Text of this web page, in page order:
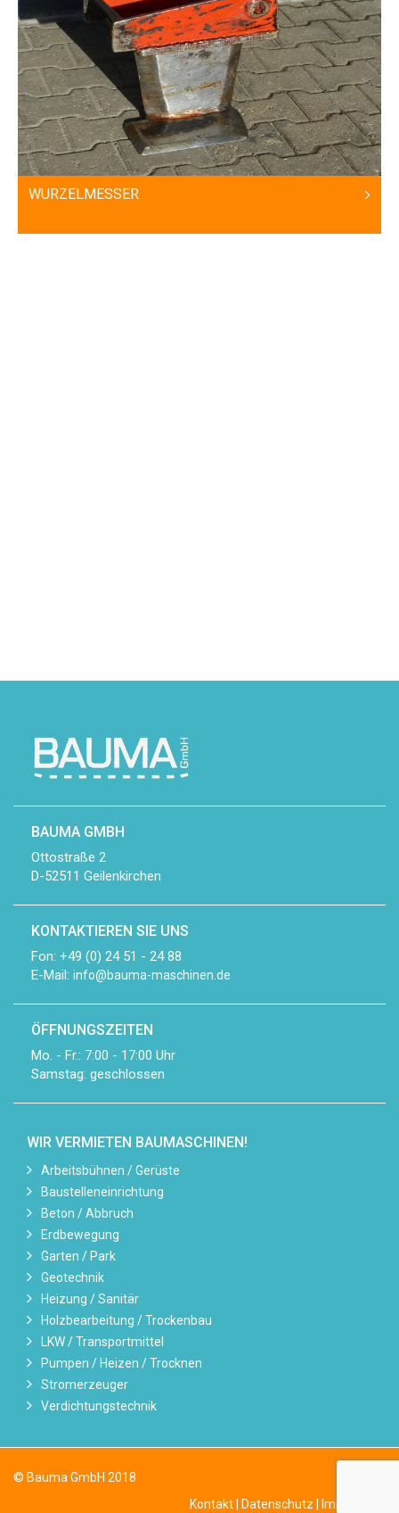
WURZELMESSER
BAUMA GMBH
Ottostraße 2
D-52511 Geilenkirchen
KONTAKTIEREN SIE UNS
Fon: +49 (0) 24 51 - 24 88
E-Mail: info@bauma-maschinen.de
ÖFFNUNGSZEITEN
Mo. - Fr.: 7:00 - 17:00 Uhr
Samstag: geschlossen
WIR VERMIETEN BAUMASCHINEN!
Arbeitsbühnen / Gerüste
Baustelleneinrichtung
Beton / Abbruch
Erdbewegung
Garten / Park
Geotechnik
Heizung / Sanitär
Holzbearbeitung / Trockenbau
LKW / Transportmittel
Pumpen / Heizen / Trocknen
Stromerzeuger
Verdichtungstechnik
© Bauma GmbH 2018
Kontakt
Datenschutz Impressum